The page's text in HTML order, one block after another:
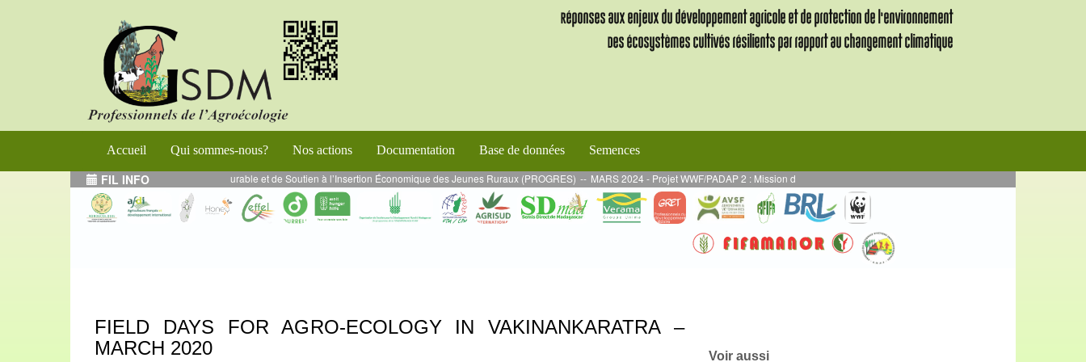
Accueil Qui sommes-nous? Nos actions Documentation Base de données Semences
FIL INFO
de Renforcement de l’Entrepreneuriat Durable et de Soutien à l’Insertion Économique des Jeunes Ruraux (PROGRES) -- MARS 2024 - Projet WWF/PADAP 2 : Mission de supervision des activités en AE mises en œuvre en par DURRELL -
FIELD DAYS FOR AGRO-ECOLOGY IN VAKINANKARATRA –
MARCH 2020
Voir aussi